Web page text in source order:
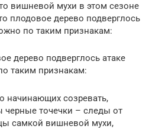
вишневой мухи в этом сезоне
плодовое дерево подверглось
по таким признакам:
дерево подверглось атаке
таким признакам:
начинающих созревать,
черные точечки – следы от
самкой вишневой мухи,